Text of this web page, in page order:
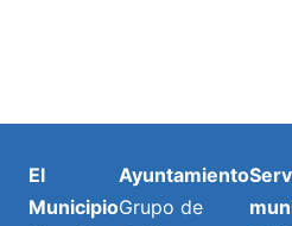
El
Municipio
Ayuntamiento
Grupo de